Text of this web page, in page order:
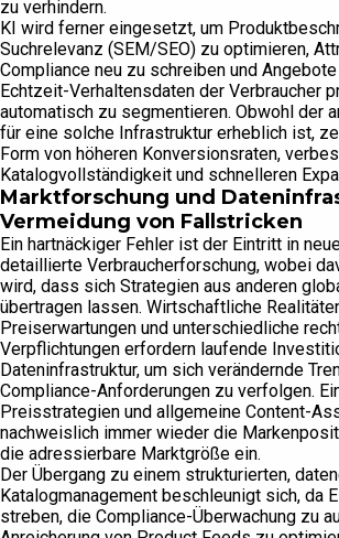
zu verhindern.
KI wird ferner eingesetzt, um
Suchrelevanz (SEM/SEO) zu optimieren,
Compliance neu zu schreiben und
Echtzeit-Verhaltensdaten der Verbraucher
automatisch zu segmentieren. Obwohl der
für eine solche Infrastruktur erheblich ist,
Form von höheren Konversionsraten,
Katalogvollständigkeit und schnelleren
Marktforschung und
Vermeidung von Fallstricken
Ein hartnäckiger Fehler ist der Eintritt in
detaillierte Verbraucherforschung, wobei
wird, dass sich Strategien aus anderen
übertragen lassen. Wirtschaftliche
Preiserwartungen und unterschiedliche
Verpflichtungen erfordern laufende
Dateninfrastruktur, um sich verändernde
Compliance-Anforderungen zu verfolgen.
Preisstrategien und allgemeine Content-
nachweislich immer wieder die
die adressierbare Marktgröße ein.
Der Übergang zu einem strukturierten,
Katalogmanagement beschleunigt sich, da
streben, die Compliance-Überwachung zu